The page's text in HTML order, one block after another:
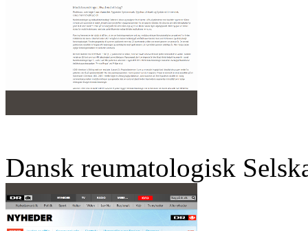
Dansk reumatologisk